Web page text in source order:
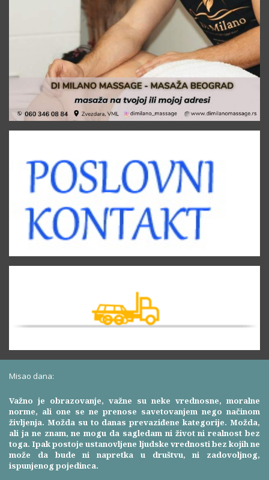
Misao dana:
Važno je obrazovanje, važne su neke vrednosne, moralne
norme, ali one se ne prenose savetovanjem nego načinom
življenja. Možda su to danas prevaziđene kategorije. Možda,
ali ja ne znam, ne mogu da sagledam ni život ni realnost bez
toga. Ipak postoje ustanovljene ljudske vrednosti bez kojih ne
može da bude ni napretka u društvu, ni zadovoljnog,
ispunjenog pojedinca.